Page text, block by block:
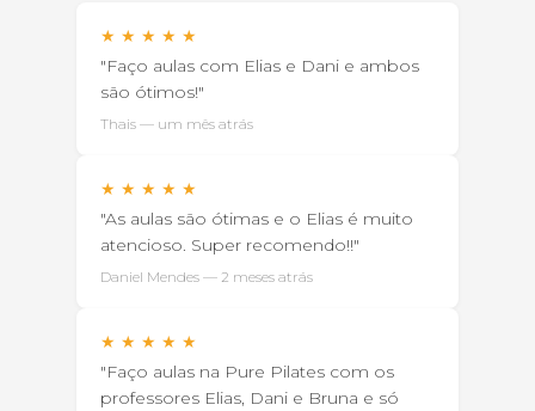
★ ★ ★ ★ ★
"Faço aulas com Elias e Dani e ambos
são ótimos!"
Thais — um mês atrás
★ ★ ★ ★ ★
"As aulas são ótimas e o Elias é muito
atencioso. Super recomendo!!"
Daniel Mendes — 2 meses atrás
★ ★ ★ ★ ★
"Faço aulas na Pure Pilates com os
professores Elias, Dani e Bruna e só